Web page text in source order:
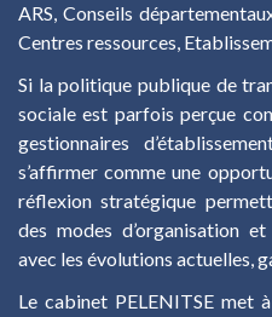
ARS, Conseils
Centres ressources,
Si la politique publique de
sociale est parfois perçue
gestionnaires
s’affirmer comme une
réflexion stratégique
des modes d’organisation
avec les évolutions actuelles,
Le cabinet PELENITSE met